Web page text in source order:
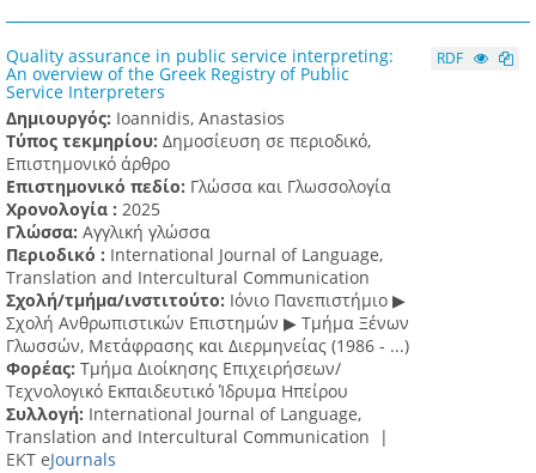
Quality assurance in public service interpreting:
An overview of the Greek Registry of Public
Service Interpreters
Δημιουργός: Ioannidis, Anastasios
Τύπος τεκμηρίου: Δημοσίευση σε περιοδικό,
Επιστημονικό άρθρο
Επιστημονικό πεδίο: Γλώσσα και Γλωσσολογία
Χρονολογία : 2025
Γλώσσα: Αγγλική γλώσσα
Περιοδικό : International Journal of Language,
Translation and Intercultural Communication
Σχολή/τμήμα/ινστιτούτο: Ιόνιο Πανεπιστήμιο ▶
Σχολή Ανθρωπιστικών Επιστημών ▶ Tμήμα Ξένων
Γλωσσών, Mετάφρασης και Διερμηνείας (1986 - ...)
Φορέας: Τμήμα Διοίκησης Επιχειρήσεων/
Τεχνολογικό Εκπαιδευτικό Ίδρυμα Ηπείρου
Συλλογή: International Journal of Language,
Translation and Intercultural Communication |
ΕΚΤ eJournals
RDF